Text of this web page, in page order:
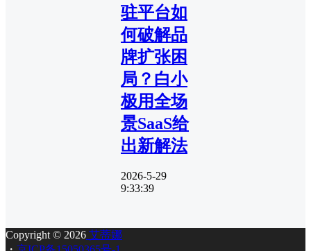
驻平台如
何破解品
牌扩张困
局？白小
极用全场
景SaaS给
出新解法
2026-5-29
9:33:39
Copyright © 2026 艾蒂娜